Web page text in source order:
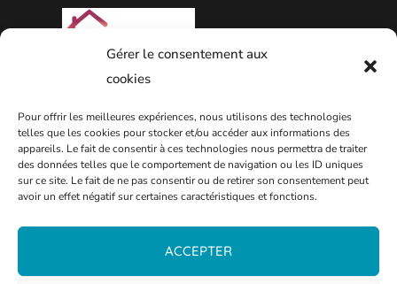
Gérer le consentement aux
cookies
Pour offrir les meilleures expériences, nous utilisons des technologies
telles que les cookies pour stocker et/ou accéder aux informations des
appareils. Le fait de consentir à ces technologies nous permettra de traiter
des données telles que le comportement de navigation ou les ID uniques
sur ce site. Le fait de ne pas consentir ou de retirer son consentement peut
avoir un effet négatif sur certaines caractéristiques et fonctions.
ACCEPTER
PLAN DE LA VILLE